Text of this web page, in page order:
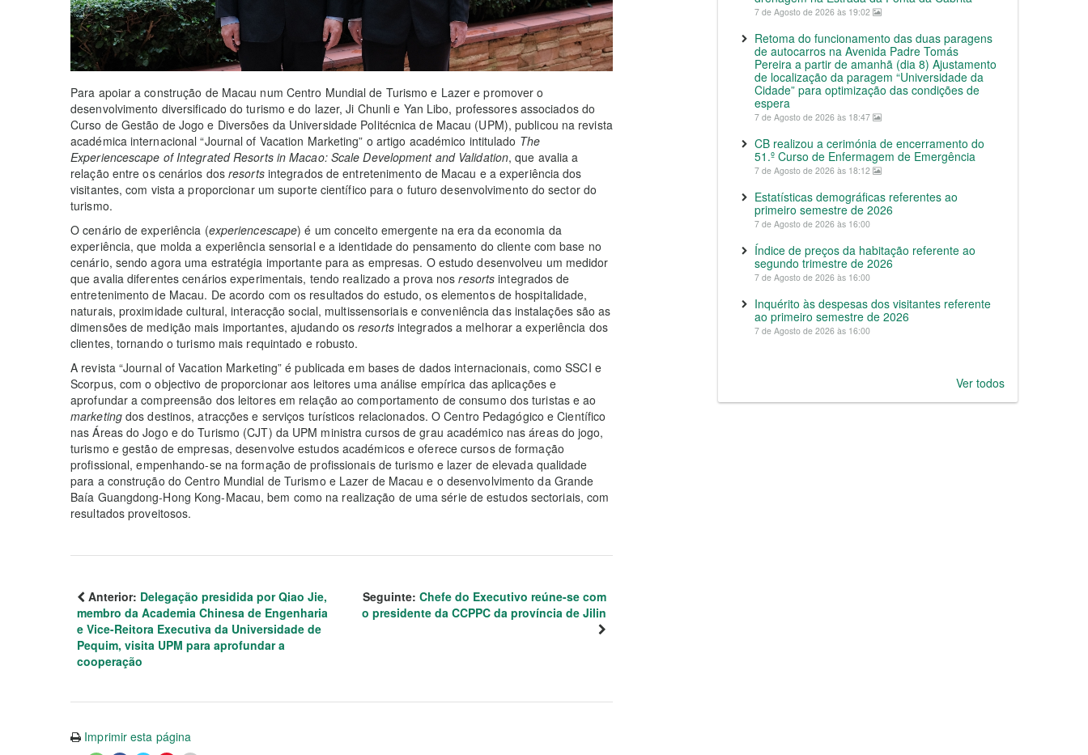
Para apoiar a construção de Macau num Centro Mundial de Turismo e Lazer e promover o
desenvolvimento diversificado do turismo e do lazer, Ji Chunli e Yan Libo, professores associados do
Curso de Gestão de Jogo e Diversões da Universidade Politécnica de Macau (UPM), publicou na revista
académica internacional “Journal of Vacation Marketing” o artigo académico intitulado The
Experiencescape of Integrated Resorts in Macao: Scale Development and Validation, que avalia a
relação entre os cenários dosresortsintegrados de entretenimento de Macau e a experiência dos
visitantes, com vista a proporcionar um suporte científico para o futuro desenvolvimento do sector do
turismo.
O cenário de experiência (experiencescape) é um conceito emergente na era da economia da
experiência, que molda a experiência sensorial e a identidade do pensamento do cliente com base no
cenário, sendo agora uma estratégia importante para as empresas. O estudo desenvolveu um medidor
que avalia diferentes cenários experimentais, tendo realizado a prova nosresorts integrados de
entretenimento de Macau. De acordo com os resultados do estudo, os elementos de hospitalidade,
naturais, proximidade cultural, interacção social, multissensoriais e conveniência das instalações são as
dimensões de medição mais importantes, ajudando osresortsintegrados a melhorar a experiência dos
clientes, tornando o turismo mais requintado e robusto.
A revista “Journal of Vacation Marketing” é publicada em bases de dados internacionais, como SSCI e
Scorpus, com o objectivo de proporcionar aos leitores uma análise empírica das aplicações e
aprofundar a compreensão dos leitores em relação ao comportamento de consumo dos turistas e ao
marketingdos destinos, atracções e serviços turísticos relacionados. O Centro Pedagógico e Científico
nas Áreas do Jogo e do Turismo (CJT) da UPM ministra cursos de grau académico nas áreas do jogo,
turismo e gestão de empresas, desenvolve estudos académicos e oferece cursos de formação
profissional, empenhando-se na formação de profissionais de turismo e lazer de elevada qualidade
para a construção do Centro Mundial de Turismo e Lazer de Macau e o desenvolvimento da Grande
Baía Guangdong-Hong Kong-Macau, bem como na realização de uma série de estudos sectoriais, com
resultados proveitosos.
Anterior: Delegação presidida por Qiao Jie,
membro da Academia Chinesa de Engenharia
e Vice-Reitora Executiva da Universidade de
Pequim, visita UPM para aprofundar a
cooperação
Seguinte: Chefe do Executivo reúne-se com
o presidente da CCPPC da província de Jilin
Imprimir esta página
7 de Agosto de 2026 às 19:02
Retoma do funcionamento das duas paragens
de autocarros na Avenida Padre Tomás
Pereira a partir de amanhã (dia 8) Ajustamento
de localização da paragem “Universidade da
Cidade” para optimização das condições de
espera
7 de Agosto de 2026 às 18:47
CB realizou a cerimónia de encerramento do
51.º Curso de Enfermagem de Emergência
7 de Agosto de 2026 às 18:12
Estatísticas demográficas referentes ao
primeiro semestre de 2026
7 de Agosto de 2026 às 16:00
Índice de preços da habitação referente ao
segundo trimestre de 2026
7 de Agosto de 2026 às 16:00
Inquérito às despesas dos visitantes referente
ao primeiro semestre de 2026
7 de Agosto de 2026 às 16:00
Ver todos